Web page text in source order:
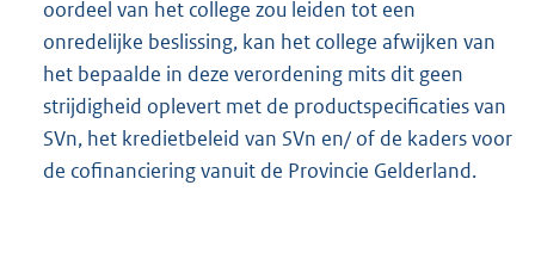
oordeel van het college zou leiden tot een
onredelijke beslissing, kan het college afwijken van
het bepaalde in deze verordening mits dit geen
strijdigheid oplevert met de productspecificaties van
SVn, het kredietbeleid van SVn en/ of de kaders voor
de cofinanciering vanuit de Provincie Gelderland.